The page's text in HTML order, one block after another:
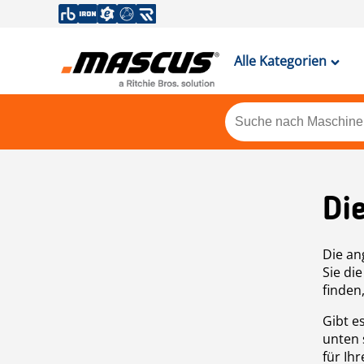
Alle Kategorien
Die
Sie
Gibt
unten
für